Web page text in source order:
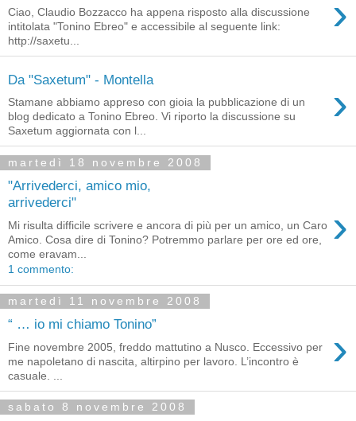
›
Ciao, Claudio Bozzacco ha appena risposto alla discussione
intitolata "Tonino Ebreo" e accessibile al seguente link:
http://saxetu...
Da "Saxetum" - Montella ›
Stamane abbiamo appreso con gioia la pubblicazione di un
blog dedicato a Tonino Ebreo. Vi riporto la discussione su
Saxetum aggiornata con l...
martedì 18 novembre 2008
"Arrivederci, amico mio,
arrivederci"
›
Mi risulta difficile scrivere e ancora di più per un amico, un Caro
Amico. Cosa dire di Tonino? Potremmo parlare per ore ed ore,
come eravam...
1 commento:
martedì 11 novembre 2008
“ … io mi chiamo Tonino” ›
Fine novembre 2005, freddo mattutino a Nusco. Eccessivo per
me napoletano di nascita, altirpino per lavoro. L’incontro è
casuale. ...
sabato 8 novembre 2008